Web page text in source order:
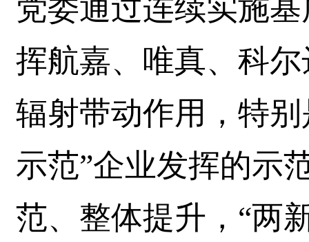
党委通过连续实施
挥航嘉、唯真、科
辐射带动作用，特
示范”企业发挥的示
范、整体提升，“两